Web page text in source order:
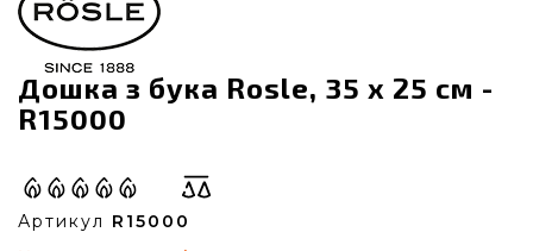
Дошка з бука Rosle, 35 х 25 см -
R15000
Артикул R15000